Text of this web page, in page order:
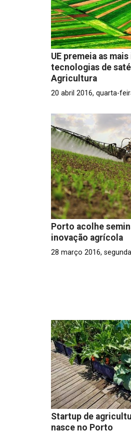
UE premeia as
tecnologias de
Agricultura
20 abril 2016, quarta-
Porto acolhe
inovação agrícola
28 março 2016,
Startup de
nasce no Porto